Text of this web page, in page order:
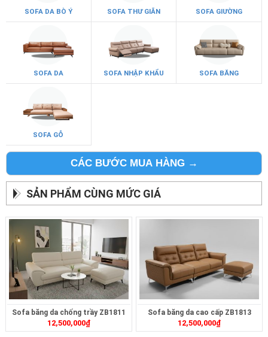
SOFA DA BÒ Ý SOFA THƯ GIÃN SOFA GIƯỜNG
SOFA DA SOFA NHẬP KHẨU SOFA BĂNG
SOFA GỖ
CÁC BƯỚC MUA HÀNG →
SẢN PHẨM CÙNG MỨC GIÁ
Sofa băng da chống trầy ZB1811
12,500,000₫
Sofa băng da cao cấp ZB1813
12,500,000₫